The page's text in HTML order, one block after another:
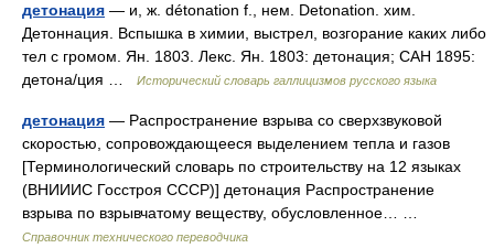
детонация — и, ж. détonation f., нем. Detonation. хим.
Детоннация. Вспышка в химии, выстрел, возгорание каких либо
тел с громом. Ян. 1803. Лекс. Ян. 1803: детонация; САН 1895:
детона/ция …
Исторический словарь галлицизмов русского языка
детонация — Распространение взрыва со сверхзвуковой
скоростью, сопровождающееся выделением тепла и газов
[Терминологический словарь по строительству на 12 языках
(ВНИИИС Госстроя СССР)] детонация Распространение
взрыва по взрывчатому веществу, обусловленное… …
Справочник технического переводчика